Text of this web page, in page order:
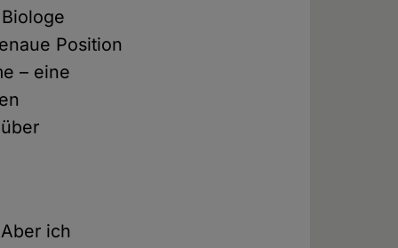
Position
– eine
ich